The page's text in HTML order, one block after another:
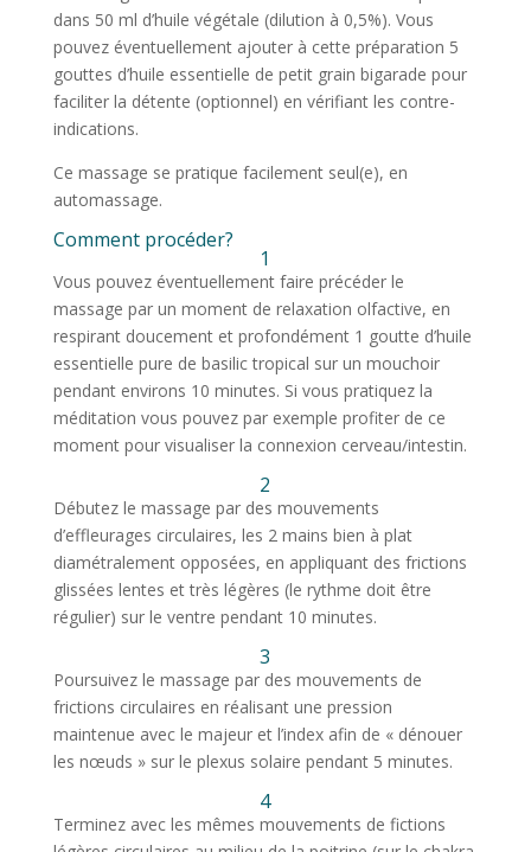
dans 50 ml d’huile végétale (dilution à 0,5%). Vous
pouvez éventuellement ajouter à cette préparation 5
gouttes d’huile essentielle de petit grain bigarade pour
faciliter la détente (optionnel) en vérifiant les contre-
indications.
Ce massage se pratique facilement seul(e), en
automassage.
Comment procéder?
1
Vous pouvez éventuellement faire précéder le
massage par un moment de relaxation olfactive, en
respirant doucement et profondément 1 goutte d’huile
essentielle pure de basilic tropical sur un mouchoir
pendant environs 10 minutes. Si vous pratiquez la
méditation vous pouvez par exemple profiter de ce
moment pour visualiser la connexion cerveau/intestin.
2
Débutez le massage par des mouvements
d’effleurages circulaires, les 2 mains bien à plat
diamétralement opposées, en appliquant des frictions
glissées lentes et très légères (le rythme doit être
régulier) sur le ventre pendant 10 minutes.
3
Poursuivez le massage par des mouvements de
frictions circulaires en réalisant une pression
maintenue avec le majeur et l’index afin de « dénouer
les nœuds » sur le plexus solaire pendant 5 minutes.
4
Terminez avec les mêmes mouvements de fictions